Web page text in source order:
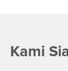
Kami